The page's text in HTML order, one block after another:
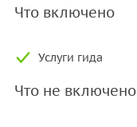
Что включено
Услуги гида
Что не включено